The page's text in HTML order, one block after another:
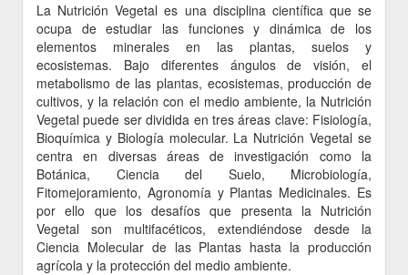
La Nutrición Vegetal es una disciplina científica que se
ocupa de estudiar las funciones y dinámica de los
elementos minerales en las plantas, suelos y
ecosistemas. Bajo diferentes ángulos de visión, el
metabolismo de las plantas, ecosistemas, producción de
cultivos, y la relación con el medio ambiente, la Nutrición
Vegetal puede ser dividida en tres áreas clave: Fisiología,
Bioquímica y Biología molecular. La Nutrición Vegetal se
centra en diversas áreas de investigación como la
Botánica, Ciencia del Suelo, Microbiología,
Fitomejoramiento, Agronomía y Plantas Medicinales. Es
por ello que los desafíos que presenta la Nutrición
Vegetal son multifacéticos, extendiéndose desde la
Ciencia Molecular de las Plantas hasta la producción
agrícola y la protección del medio ambiente.